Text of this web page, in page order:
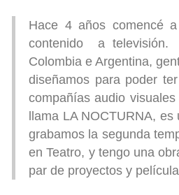
Hace 4 años comencé
contenido a televisión.
Colombia e Argentina,
diseñamos para poder
compañías audio
llama LA NOCTURNA,
grabamos la segunda
en Teatro, y tengo una
par de proyectos y